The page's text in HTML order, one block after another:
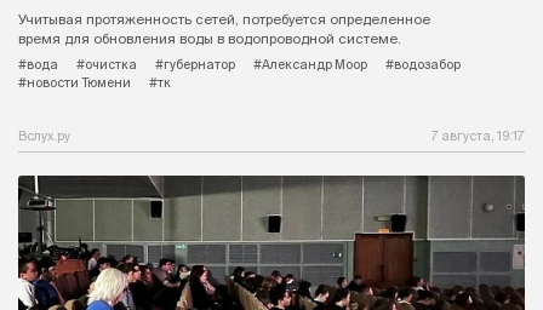
Учитывая протяженность сетей, потребуется определенное
время для обновления воды в водопроводной системе.
#вода
#очистка #губернатор #Александр Моор
#водозабор
#новости Тюмени
#тк
Вслух.ру 7 августа, 19:17